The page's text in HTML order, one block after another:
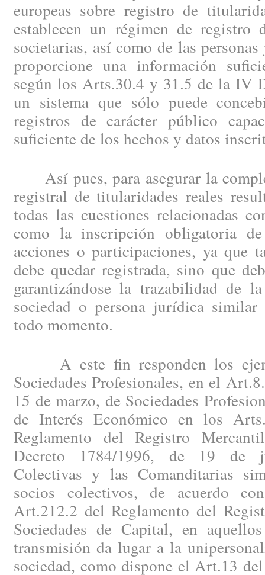
europeas sobre registro de
establecen un régimen de registro
societarias, así como de las
proporcione una información
según los Arts.30.4 y 31.5 de la IV
un sistema que sólo puede
registros de carácter público
suficiente de los hechos y datos
Así pues, para asegurar la
registral de titularidades reales
todas las cuestiones relacionadas
como la inscripción obligatoria
acciones o participaciones, ya que
debe quedar registrada, sino que
garantizándose la trazabilidad de
sociedad o persona jurídica
todo momento.
A este fin responden los
Sociedades Profesionales, en el
15 de marzo, de Sociedades
de Interés Económico en los
Reglamento del Registro
Decreto 1784/1996, de 19 de
Colectivas y las Comanditarias
socios colectivos, de acuerdo
Art.212.2 del Reglamento del
Sociedades de Capital, en
transmisión da lugar a la
sociedad, como dispone el Art.13